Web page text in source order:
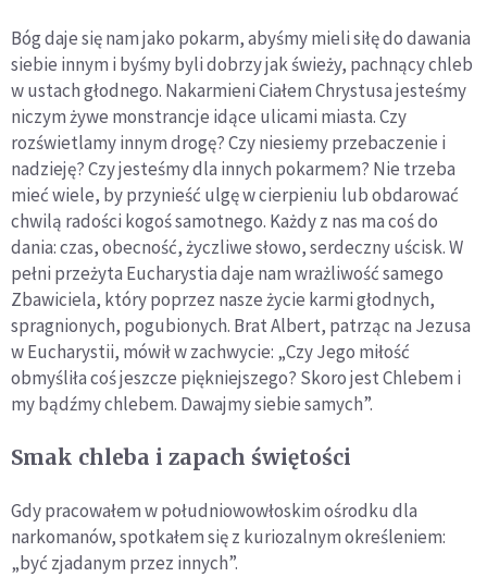
Bóg daje się nam jako pokarm, abyśmy mieli siłę do dawania
siebie innym i byśmy byli dobrzy jak świeży, pachnący chleb
w ustach głodnego. Nakarmieni Ciałem Chrystusa jesteśmy
niczym żywe monstrancje idące ulicami miasta. Czy
rozświetlamy innym dro­gę? Czy niesiemy przebaczenie i
nadzieję? Czy jesteśmy dla innych pokarmem? Nie trzeba
mieć wiele, by przynieść ulgę w cierpie­niu lub obdarować
chwilą radości kogoś samotnego. Każdy z nas ma coś do
dania: czas, obecność, życzliwe słowo, serdeczny uścisk. W
pełni przeżyta Eucharystia daje nam wrażliwość samego
Zba­wiciela, który poprzez nasze życie karmi głodnych,
spragnionych, pogubionych. Brat Albert, patrząc na Jezusa
w Eucharystii, mówił w zachwycie: „Czy Jego miłość
obmyśliła coś jeszcze piękniejsze­go? Skoro jest Chlebem i
my bądźmy chlebem. Dawajmy siebie samych”.
Smak chleba i zapach świętości
Gdy pracowałem w południowowłoskim ośrodku dla
narkoma­nów, spotkałem się z kuriozalnym określeniem:
„być zjadanym przez innych”.